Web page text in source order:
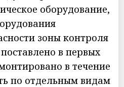
оборудование,
зоны контроля
в первых
в течение
по отдельным видам